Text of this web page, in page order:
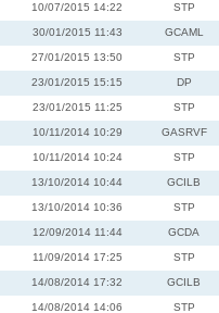
10/07/2015 14:22 STP
30/01/2015 11:43 GCAML
27/01/2015 13:50 STP
23/01/2015 15:15 DP
23/01/2015 11:25 STP
10/11/2014 10:29 GASRVF
10/11/2014 10:24 STP
13/10/2014 10:44 GCILB
13/10/2014 10:36 STP
12/09/2014 11:44 GCDA
11/09/2014 17:25 STP
14/08/2014 17:32 GCILB
14/08/2014 14:06 STP